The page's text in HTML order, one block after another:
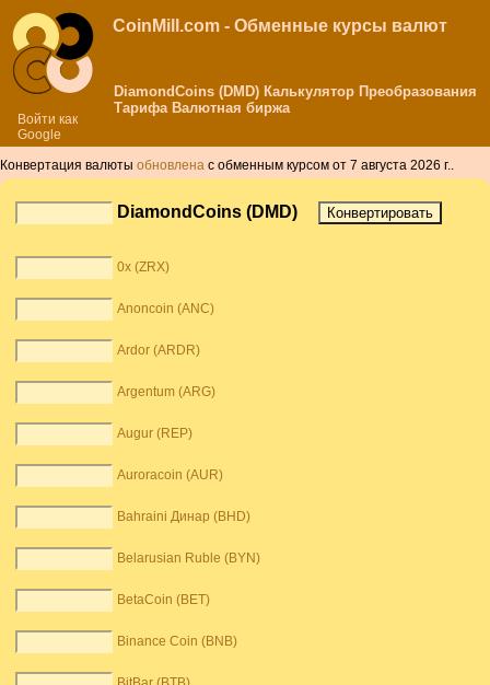
Войти как
Google
CoinMill.com - Обменные курсы валют
DiamondCoins (DMD) Калькулятор Преобразования
Тарифа Валютная биржа
Конвертация валюты обновлена с обменным курсом от 7 августа 2026 г..
DiamondCoins (DMD)
0x (ZRX)
Anoncoin (ANC)
Ardor (ARDR)
Argentum (ARG)
Augur (REP)
Auroracoin (AUR)
Bahraini Динар (BHD)
Belarusian Ruble (BYN)
BetaCoin (BET)
Binance Coin (BNB)